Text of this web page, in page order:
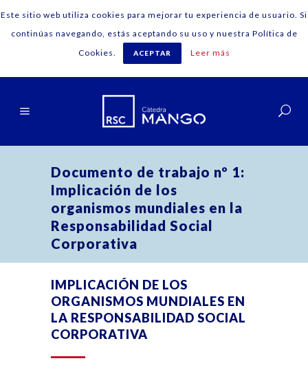
Español
Documento de trabajo nº 1:
Implicación de los
organismos mundiales en la
Responsabilidad Social
Corporativa
IMPLICACIÓN DE LOS
ORGANISMOS MUNDIALES EN
LA RESPONSABILIDAD SOCIAL
CORPORATIVA
Este sitio web utiliza cookies para mejorar tu experiencia de usuario. Si
continúas navegando, estás aceptando su uso y nuestra Política de
Cookies.
ACEPTAR Leer más